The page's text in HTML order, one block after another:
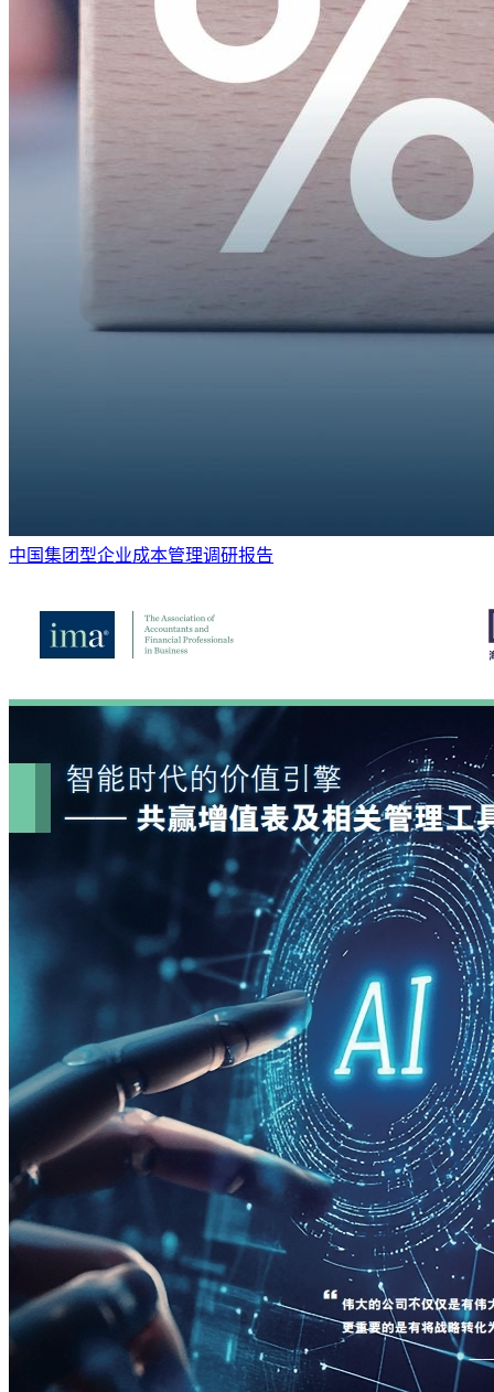
中国集团型企业成本管理调研报告